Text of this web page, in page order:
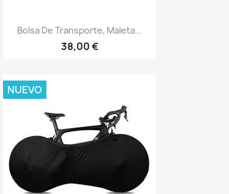
Vista rápida
Bolsa De Transporte, Maleta...
38,00 €
NUEVO